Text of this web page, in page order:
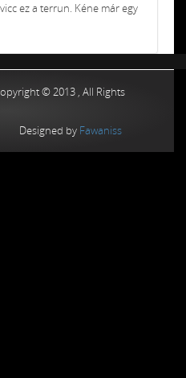
ez a terrun. Kéne már egy
© 2013 , All Rights
Designed by Fawaniss